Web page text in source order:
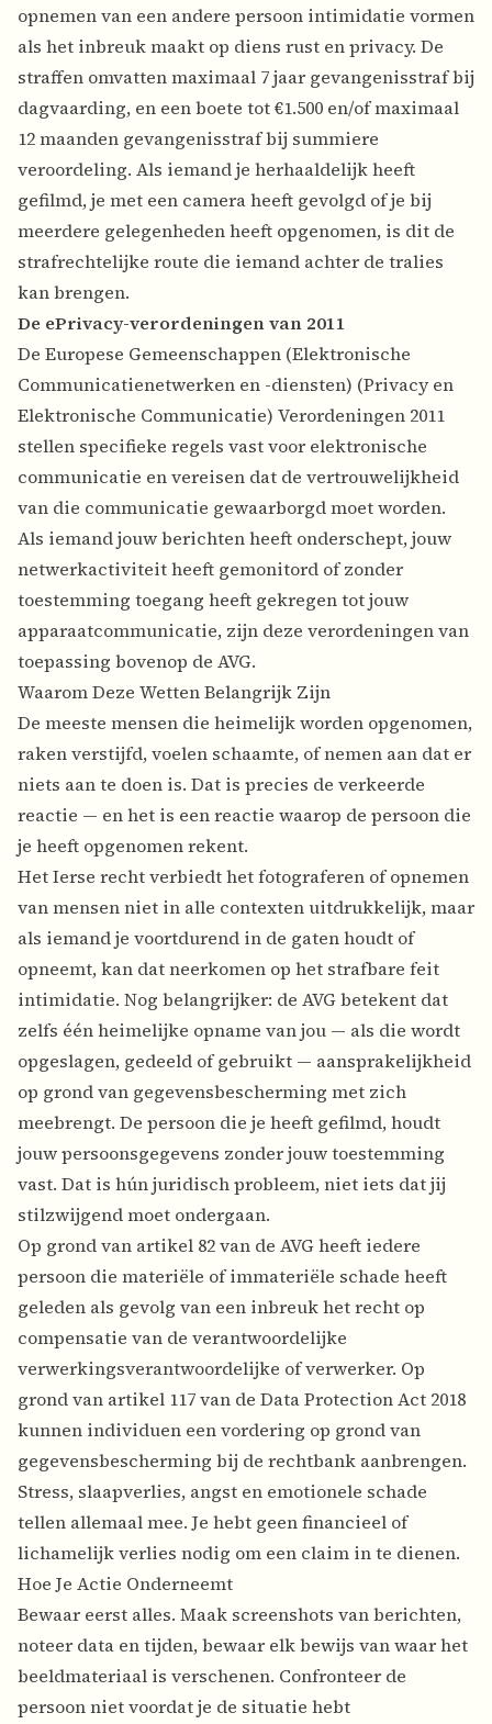
opnemen van een andere persoon intimidatie vormen
als het inbreuk maakt op diens rust en privacy. De
straffen omvatten maximaal 7 jaar gevangenisstraf bij
dagvaarding, en een boete tot €1.500 en/of maximaal
12 maanden gevangenisstraf bij summiere
veroordeling. Als iemand je herhaaldelijk heeft
gefilmd, je met een camera heeft gevolgd of je bij
meerdere gelegenheden heeft opgenomen, is dit de
strafrechtelijke route die iemand achter de tralies
kan brengen.
De ePrivacy-verordeningen van 2011
De Europese Gemeenschappen (Elektronische
Communicatienetwerken en -diensten) (Privacy en
Elektronische Communicatie) Verordeningen 2011
stellen specifieke regels vast voor elektronische
communicatie en vereisen dat de vertrouwelijkheid
van die communicatie gewaarborgd moet worden.
Als iemand jouw berichten heeft onderschept, jouw
netwerkactiviteit heeft gemonitord of zonder
toestemming toegang heeft gekregen tot jouw
apparaatcommunicatie, zijn deze verordeningen van
toepassing bovenop de AVG.
Waarom Deze Wetten Belangrijk Zijn
De meeste mensen die heimelijk worden opgenomen,
raken verstijfd, voelen schaamte, of nemen aan dat er
niets aan te doen is. Dat is precies de verkeerde
reactie — en het is een reactie waarop de persoon die
je heeft opgenomen rekent.
Het Ierse recht verbiedt het fotograferen of opnemen
van mensen niet in alle contexten uitdrukkelijk, maar
als iemand je voortdurend in de gaten houdt of
opneemt, kan dat neerkomen op het strafbare feit
intimidatie. Nog belangrijker: de AVG betekent dat
zelfs één heimelijke opname van jou — als die wordt
opgeslagen, gedeeld of gebruikt — aansprakelijkheid
op grond van gegevensbescherming met zich
meebrengt. De persoon die je heeft gefilmd, houdt
jouw persoonsgegevens zonder jouw toestemming
vast. Dat is hún juridisch probleem, niet iets dat jij
stilzwijgend moet ondergaan.
Op grond van artikel 82 van de AVG heeft iedere
persoon die materiële of immateriële schade heeft
geleden als gevolg van een inbreuk het recht op
compensatie van de verantwoordelijke
verwerkingsverantwoordelijke of verwerker. Op
grond van artikel 117 van de Data Protection Act 2018
kunnen individuen een vordering op grond van
gegevensbescherming bij de rechtbank aanbrengen.
Stress, slaapverlies, angst en emotionele schade
tellen allemaal mee. Je hebt geen financieel of
lichamelijk verlies nodig om een claim in te dienen.
Hoe Je Actie Onderneemt
Bewaar eerst alles. Maak screenshots van berichten,
noteer data en tijden, bewaar elk bewijs van waar het
beeldmateriaal is verschenen. Confronteer de
persoon niet voordat je de situatie hebt